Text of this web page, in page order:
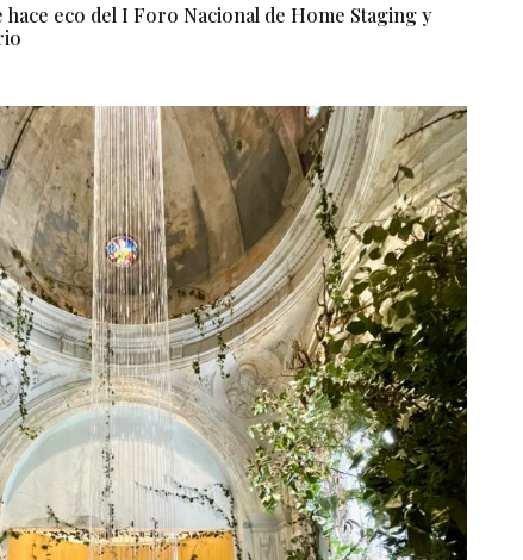
hace eco del I Foro Nacional de Home Staging y